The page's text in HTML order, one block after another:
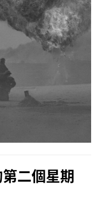
二個星期